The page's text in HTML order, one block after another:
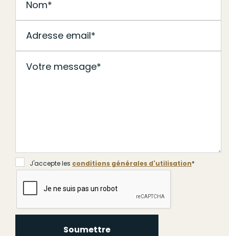
J'accepte les conditions générales d'utilisation*
Soumettre